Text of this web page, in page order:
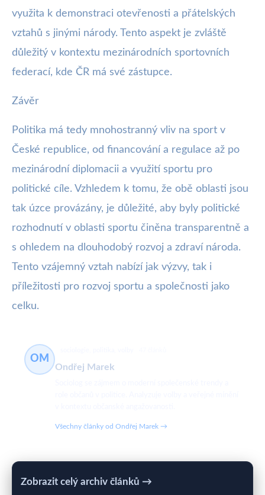
využita k demonstraci otevřenosti a přátelských
vztahů s jinými národy. Tento aspekt je zvláště
důležitý v kontextu mezinárodních sportovních
federací, kde ČR má své zástupce.
Závěr
Politika má tedy mnohostranný vliv na sport v
České republice, od financování a regulace až po
mezinárodní diplomacii a využití sportu pro
politické cíle. Vzhledem k tomu, že obě oblasti jsou
tak úzce provázány, je důležité, aby byly politické
rozhodnutí v oblasti sportu činěna transparentně a
s ohledem na dlouhodobý rozvoj a zdraví národa.
Tento vzájemný vztah nabízí jak výzvy, tak i
příležitosti pro rozvoj sportu a společnosti jako
celku.
OM
Ondřej Marek
Všechny články od Ondřej Marek →
Zobrazit celý archiv článků →